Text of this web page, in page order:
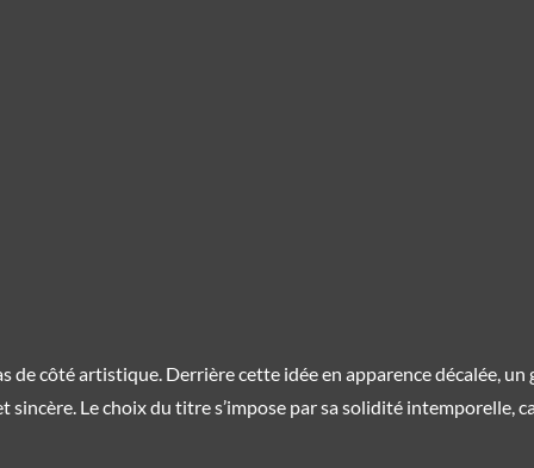
de côté artistique. Derrière cette idée en apparence décalée,
sincère. Le choix du titre s’impose par sa solidité intemporelle,